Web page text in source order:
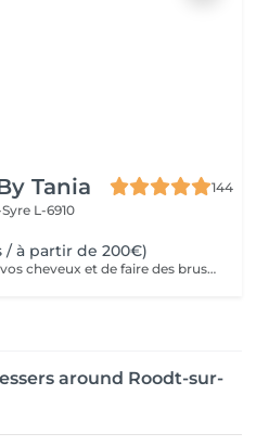
Tania
144
L-6910
/ à partir de 200€)
Vous en avez assez de lisser vos cheveux et de faire des brushings au quotidien ? Les bienfaits de nos lissages sont nombreux, et ont comme atouts principales un gain de temps au quotidien, et l’avantage d’avoir des cheveux hydratés, brillants, et coiffés en tout temps et sans aucun effort ! Avec sa superbe composition à base d'acide hyaluronique et de protéine de soie, le lissage royal apporte hydratation et brillance à votre chevelure tout en lissant à 100% pour une durée moyenne de 7/8 mois ! Ses bienfaits : -Diminue la chute des cheveux -Diminue la casse des cheveux -Lisse à 100% -Organique, adapté aux enfants et femmes enceintes -Apporte une brillance extrême -Apporte de L'hydratation -Gain de temps au quotidien (adios les brushings et le lisseur) Prenez soin de vous !
around Roodt-sur-